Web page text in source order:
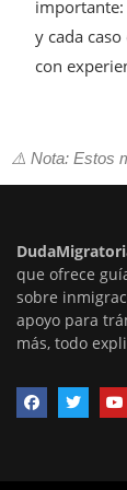
y cada
con
⚠️ Nota: Estos
que ofrece
sobre
apoyo para
más, todo